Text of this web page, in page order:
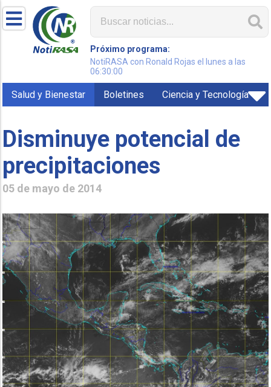
Próximo programa:
NotiRASA con Ronald Rojas el lunes a las
06:30:00
Salud y Bienestar Boletines Ciencia y Tecnología
Disminuye potencial de
precipitaciones
05 de mayo de 2014